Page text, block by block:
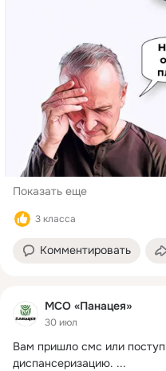
Показать еще
3 класса
Комментировать
МСО «Панацея»
30 июл
Вам пришло смс или
диспансеризацию. ...